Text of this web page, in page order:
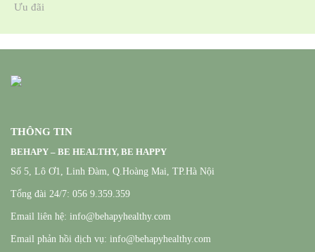
Ưu đãi
THÔNG TIN
BEHAPY – BE HEALTHY, BE HAPPY
Số 5, Lô Ơ1, Linh Đàm, Q.Hoàng Mai, TP.Hà Nội
Tổng đài 24/7: 056 9.359.359
Email liên hệ: info@behapyhealthy.com
Email phản hồi dịch vụ: info@behapyhealthy.com